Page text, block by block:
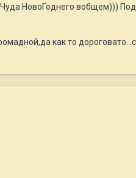
НовоГоднего вобщем)))
как то